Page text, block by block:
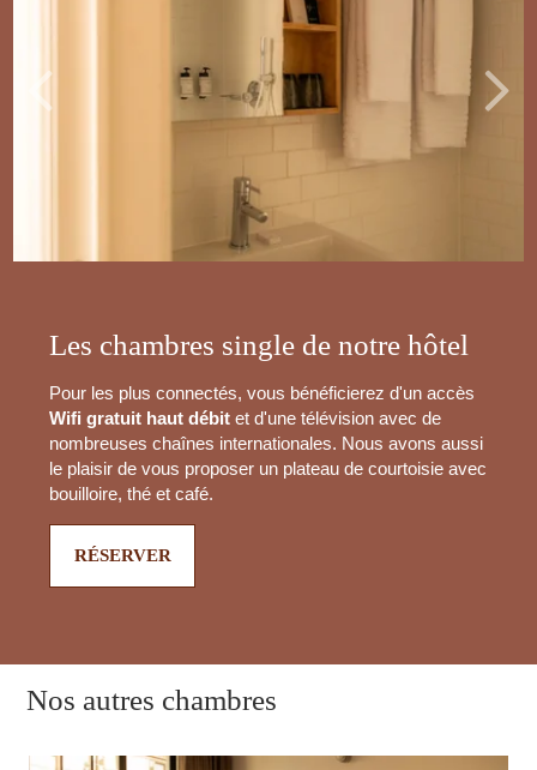
Les chambres single de notre hôtel
Pour les plus connectés, vous bénéficierez d'un accès
Wifi gratuit haut débit et d'une télévision avec de
nombreuses chaînes internationales. Nous avons aussi
le plaisir de vous proposer un plateau de courtoisie avec
bouilloire, thé et café.
RÉSERVER
Nos autres chambres